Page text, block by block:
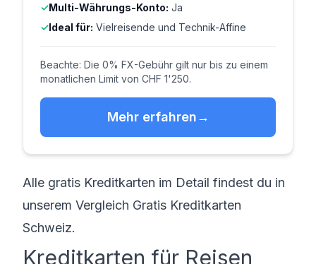
Multi-Währungs-Konto: Ja
Ideal für: Vielreisende und Technik-Affine
Beachte: Die 0% FX-Gebühr gilt nur bis zu einem
monatlichen Limit von CHF 1'250.
Mehr erfahren
Alle gratis Kreditkarten im Detail findest du in
unserem Vergleich Gratis Kreditkarten
Schweiz.
Kreditkarten für Reisen